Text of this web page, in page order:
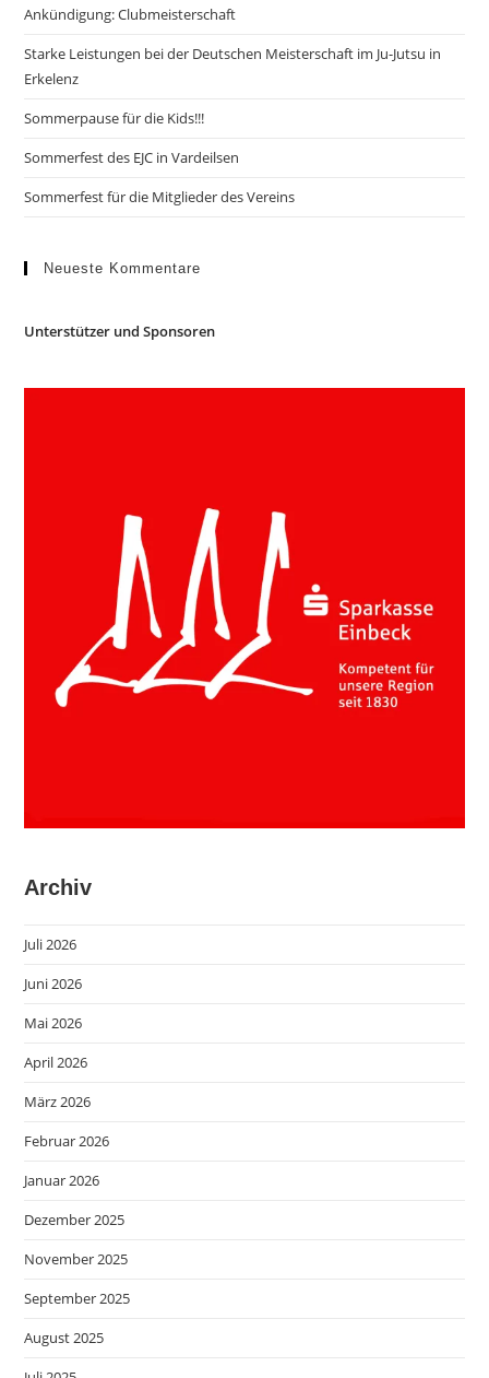
Ankündigung: Clubmeisterschaft
Starke Leistungen bei der Deutschen Meisterschaft im Ju-Jutsu in
Erkelenz
Sommerpause für die Kids!!!
Sommerfest des EJC in Vardeilsen
Sommerfest für die Mitglieder des Vereins
Neueste Kommentare
Unterstützer und Sponsoren
Archiv
Juli 2026
Juni 2026
Mai 2026
April 2026
März 2026
Februar 2026
Januar 2026
Dezember 2025
November 2025
September 2025
August 2025